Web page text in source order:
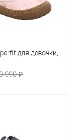
для девочки,
990 ₽